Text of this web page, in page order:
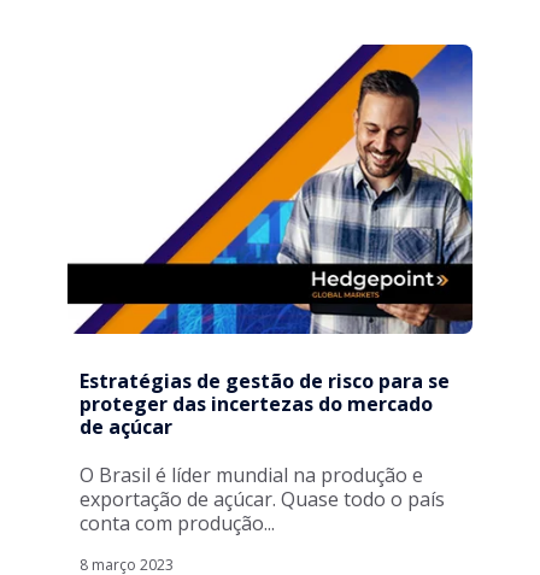
Estratégias de gestão de risco para se
proteger das incertezas do mercado
de açúcar
O Brasil é líder mundial na produção e
exportação de açúcar. Quase todo o país
conta com produção...
8 março 2023